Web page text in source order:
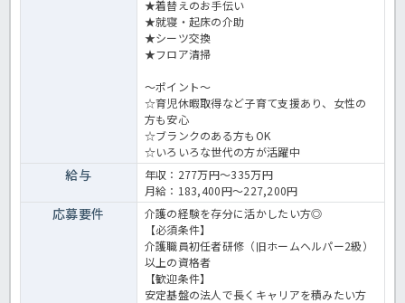
★着替えのお手伝い
★就寝・起床の介助
★シーツ交換
★フロア清掃
～ポイント～
☆育児休暇取得など子育て支援あり、女性の
方も安心
☆ブランクのある方もOK
☆いろいろな世代の方が活躍中
給与
年収：277万円～335万円
月給：183,400円～227,200円
応募要件
介護の経験を存分に活かしたい方◎
【必須条件】
介護職員初任者研修（旧ホームヘルパー2級）
以上の資格者
【歓迎条件】
安定基盤の法人で長くキャリアを積みたい方